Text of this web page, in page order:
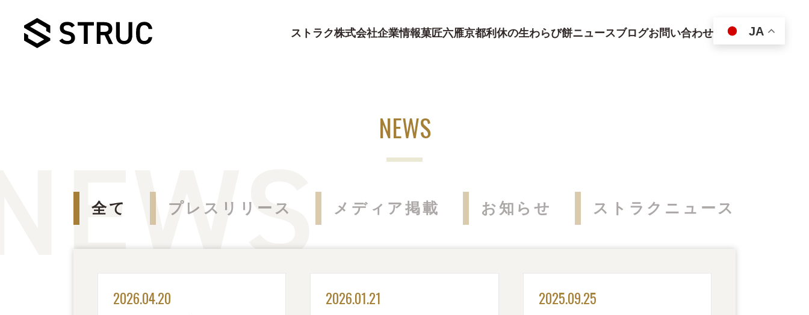
ストラク株式会社企業情報菓匠六雁京都利休の生わらび餅ニュースブログお問い合わせ JA
NEWS
全て プレスリリース メディア掲載 お知らせ ストラクニュース
2026.04.20 2026.01.21 2025.09.25